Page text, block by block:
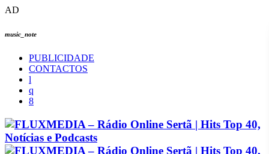
AD
music_note
PUBLICIDADE
CONTACTOS